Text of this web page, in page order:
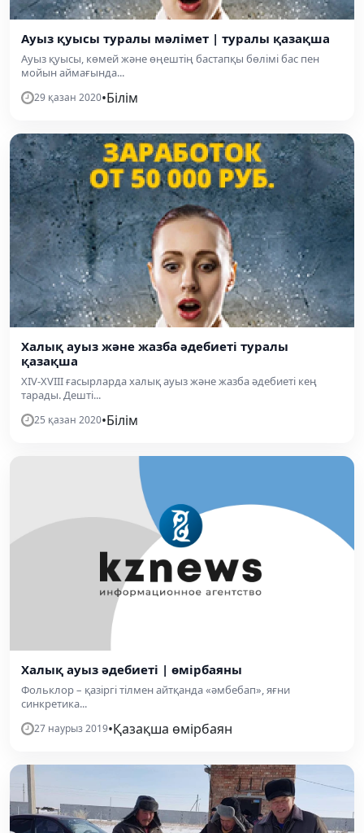
Ауыз қуысы туралы мәлімет | туралы қазақша
Ауыз қуысы, көмей және өңештің бастапқы бөлімі бас пен
мойын аймағында...
29 қазан 2020•Білім
Халық ауыз және жазба әдебиеті туралы
қазақша
ХІV-ХVIII ғасырларда халық ауыз және жазба әдебиеті кең
тарады. Дешті...
25 қазан 2020•Білім
Халық ауыз әдебиеті | өмірбаяны
Фольклор – қазіргі тілмен айтқанда «әмбебап», яғни
синкретика...
27 наурыз 2019•Қазақша өмірбаян